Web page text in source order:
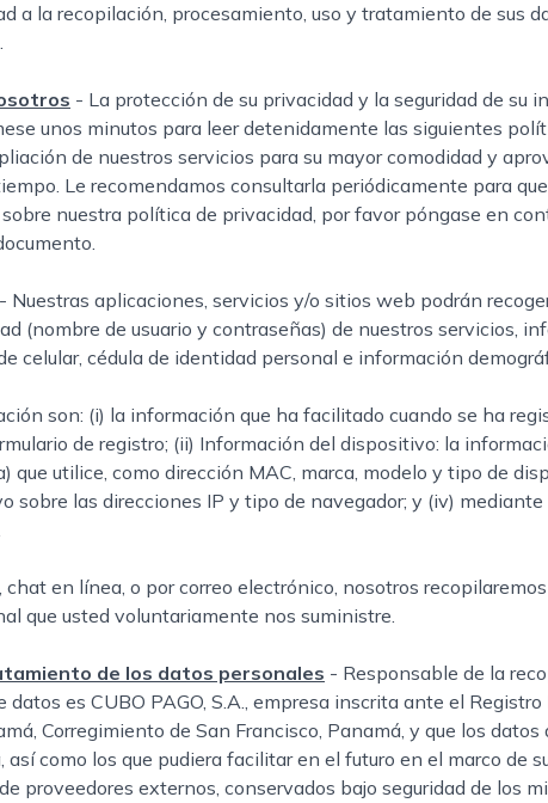
a la recopilación, procesamiento, uso y tratamiento de sus
- La protección de su privacidad y la seguridad de su
unos minutos para leer detenidamente las siguientes
de nuestros servicios para su mayor comodidad y
Le recomendamos consultarla periódicamente para
nuestra política de privacidad, por favor póngase en
- Nuestras aplicaciones, servicios y/o sitios web podrán
(nombre de usuario y contraseñas) de nuestros servicios,
celular, cédula de identidad personal e información
son: (i) la información que ha facilitado cuando se ha
de registro; (ii) Información del dispositivo: la
utilice, como dirección MAC, marca, modelo y tipo de
sobre las direcciones IP y tipo de navegador; y (iv)
en línea, o por correo electrónico, nosotros
que usted voluntariamente nos suministre.
de los datos personales - Responsable de la
es CUBO PAGO, S.A., empresa inscrita ante el
Corregimiento de San Francisco, Panamá, y que los datos
como los que pudiera facilitar en el futuro en el marco de
proveedores externos, conservados bajo seguridad de los